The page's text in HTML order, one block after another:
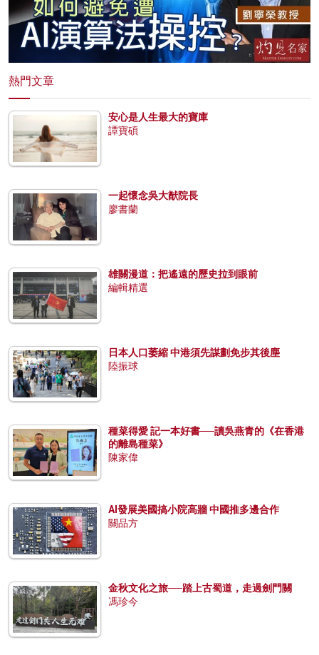
熱門文章
安心是人生最大的寶庫
譚寶碩
一起懷念吳大猷院長
廖書蘭
雄關漫道：把遙遠的歷史拉到眼前
編輯精選
日本人口萎縮 中港須先謀劃免步其後塵
陸振球
種菜得愛 記一本好書──讀吳燕青的《在香港
的離島種菜》
陳家偉
AI發展美國搞小院高牆 中國推多邊合作
關品方
金秋文化之旅──踏上古蜀道，走過劍門關
馮珍今